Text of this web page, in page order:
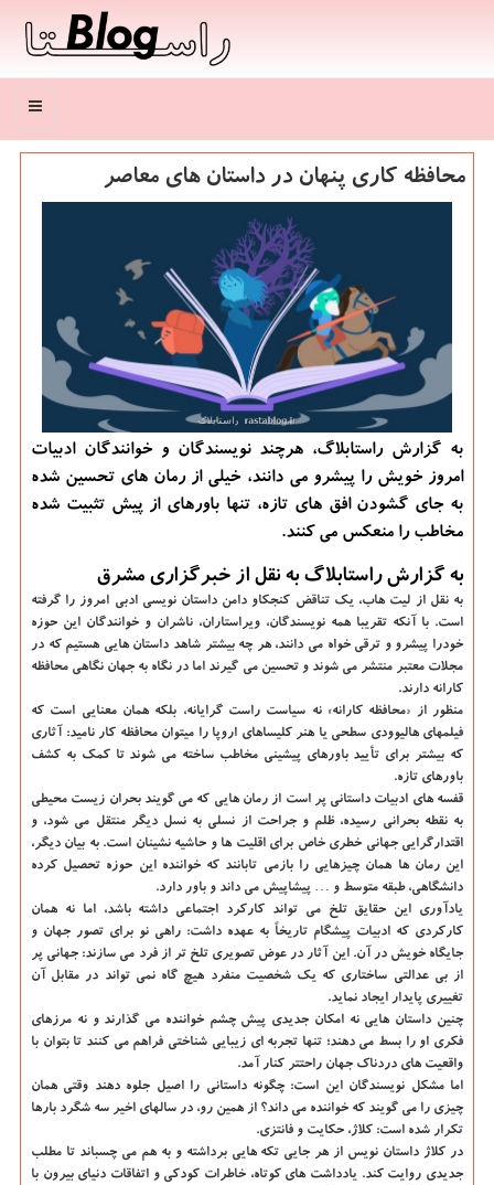
منو
محافظه کاری پنهان در داستان های معاصر
به گزارش راستابلاگ، هرچند نویسندگان و خوانندگان ادبیات
امروز خویش را پیشرو می دانند، خیلی از رمان های تحسین شده
به جای گشودن افق های تازه، تنها باورهای از پیش تثبیت شده
مخاطب را منعکس می کنند.
به گزارش راستابلاگ به نقل از خبرگزاری مشرق
به نقل از لیت هاب، یک تناقض کنجکاو دامن داستان نویسی ادبی امروز را گرفته
است. با آنکه تقریبا همه نویسندگان، ویراستاران، ناشران و خوانندگان این حوزه
خودرا پیشرو و ترقی خواه می دانند، هر چه بیشتر شاهد داستان هایی هستیم که در
مجلات معتبر منتشر می شوند و تحسین می گیرند اما در نگاه به جهان نگاهی محافظه
کارانه دارند.
منظور از «محافظه کارانه» نه سیاست راست گرایانه، بلکه همان معنایی است که
فیلمهای هالیوودی سطحی یا هنر کلیساهای اروپا را میتوان محافظه کار نامید: آثاری
که بیشتر برای تأیید باورهای پیشینی مخاطب ساخته می شوند تا کمک به کشف
باورهای تازه.
قفسه های ادبیات داستانی پر است از رمان هایی که می گویند بحران زیست محیطی
به نقطه بحرانی رسیده، ظلم و جراحت از نسلی به نسل دیگر منتقل می شود، و
اقتدارگرایی جهانی خطری خاص برای اقلیت ها و حاشیه نشینان است. به بیان دیگر،
این رمان ها همان چیزهایی را بازمی تابانند که خواننده این حوزه تحصیل کرده
دانشگاهی، طبقه متوسط و … پیشاپیش می داند و باور دارد.
یادآوری این حقایق تلخ می تواند کارکرد اجتماعی داشته باشد، اما نه همان
کارکردی که ادبیات پیشگام تاریخاً به عهده داشت: راهی نو برای تصور جهان و
جایگاه خویش در آن. این آثار در عوض تصویری تلخ تر از فرد می سازند: جهانی پر
از بی عدالتی ساختاری که یک شخصیت منفرد هیچ گاه نمی تواند در مقابل آن
تغییری پایدار ایجاد نماید.
چنین داستان هایی نه امکان جدیدی پیش چشم خواننده می گذارند و نه مرزهای
فکری او را بسط می دهند؛ تنها تجربه ای زیبایی شناختی فراهم می کنند تا بتوان با
واقعیت های دردناک جهان راحتتر کنار آمد.
اما مشکل نویسندگان این است: چگونه داستانی را اصیل جلوه دهند وقتی همان
چیزی را می گویند که خواننده می داند؟ از همین رو، در سالهای اخیر سه شگرد بارها
تکرار شده است: کلاژ، حکایت و فانتزی.
در کلاژ داستان نویس از هر جایی تکه هایی برداشته و به هم می چسباند تا مطلب
جدیدی روایت کند. یادداشت های کوتاه، خاطرات کودکی و اتفاقات دنیای بیرون با